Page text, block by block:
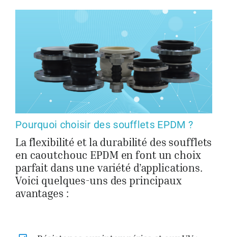
Pourquoi choisir des soufflets EPDM ?
La flexibilité et la durabilité des soufflets
en caoutchouc EPDM en font un choix
parfait dans une variété d’applications.
Voici quelques-uns des principaux
avantages :